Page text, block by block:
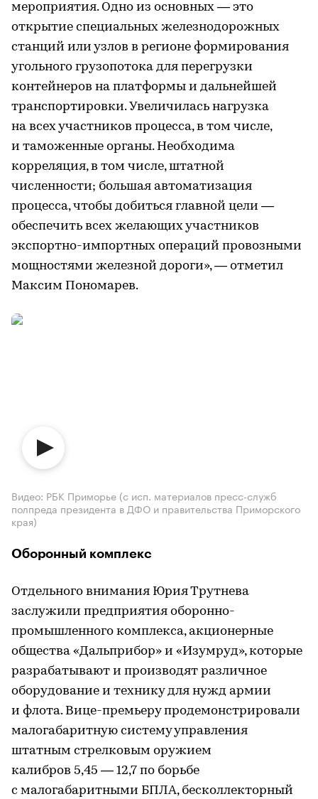
мероприятия. Одно из основных — это
открытие специальных железнодорожных
станций или узлов в регионе формирования
угольного грузопотока для перегрузки
контейнеров на платформы и дальнейшей
транспортировки. Увеличилась нагрузка
на всех участников процесса, в том числе,
и таможенные органы. Необходима
корреляция, в том числе, штатной
численности; большая автоматизация
процесса, чтобы добиться главной цели —
обеспечить всех желающих участников
экспортно-импортных операций провозными
мощностями железной дороги», — отметил
Максим Пономарев.
Видео: РБК Приморье (с исп. материалов пресс-служб
полпреда президента в ДФО и правительства Приморского
края)
Оборонный комплекс
Отдельного внимания Юрия Трутнева
заслужили предприятия оборонно-
промышленного комплекса, акционерные
общества «Дальприбор» и «Изумруд», которые
разрабатывают и производят различное
оборудование и технику для нужд армии
и флота. Вице-премьеру продемонстрировали
малогабаритную систему управления
штатным стрелковым оружием
калибров 5,45 — 12,7 по борьбе
с малогабаритными БПЛА, бесколлекторный